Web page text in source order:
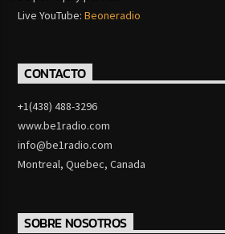
Live YouTube:Beoneradio
CONTACTO
+1(438) 488-3296
www.be1radio.com
info@be1radio.com
Montreal, Quebec, Canada
SOBRE NOSOTROS